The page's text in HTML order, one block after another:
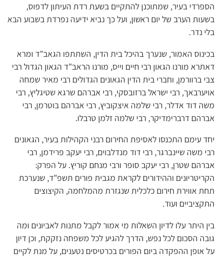
הספרדי בעיר, שמתוכנן להתקיים בשעת רדת העיתון לדפוס,
בשעות הערב של יום ראשון, ועל כך נביא ידיעה נפרדת בשבוע הבא
בלי נדר.
בכינוס האמור, שנערך בהיכל בית הדין, השתתפו הגאב”ד ומרא
דאתרא מורנו הגאון רבי חיים וייס, מורנו הראב”ד הגאון הגדול רבי
צבי ברוורמן, וחברי בית הדין הגאונים הגדולים רבי מאיר שמחה
אויערבאך, רבי ישראל ברזובסקי, רבי אברהם שרגא שטיגליץ, רבי
משה דוד אדלר, רבי שלמה איצקוביץ, רבי אברהם בוטרמן, רבי
אברהם דרברימדיקר, רבי שלמה זלמן טרבלו.
יחד עימם התכנסו לאסיפת החירום רבני הקהילות בעיר, הגאונים
רבי משה שיינברגר, רבי דוד מנדלבוים, רבי יעקב פרידמן, רבי
אברהם שטרן, רבי יעקב סופר ורבי מנחם קוריץ. על הפרק:
הקריטריונים וההידורים לקראת מגבית פורים תשפ”ד, שנערכת
תחת אווירת חירום כלכלית שנגזרת מהמלחמה, הקיצוצים
התקציביים ועוד.
בין היתר עלו לדיון השאלות מי אמור לקבל מתנות לאביונים ומה
גובה הסכום לכל נפש, הדרך להגיע לכל משפחה נזקקת, וכן דיון
על אופן ההפקדה ביום הפורים בכרטיסים נטענים, על מנת לקיים